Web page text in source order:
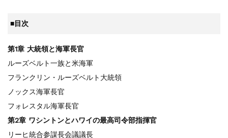
■目次
第1章 大統領と海軍長官
ルーズベルト一族と米海軍
フランクリン・ルーズベルト大統領
ノックス海軍長官
フォレスタル海軍長官
第2章 ワシントンとハワイの最高司令部指揮官
リーヒ統合参謀長会議議長